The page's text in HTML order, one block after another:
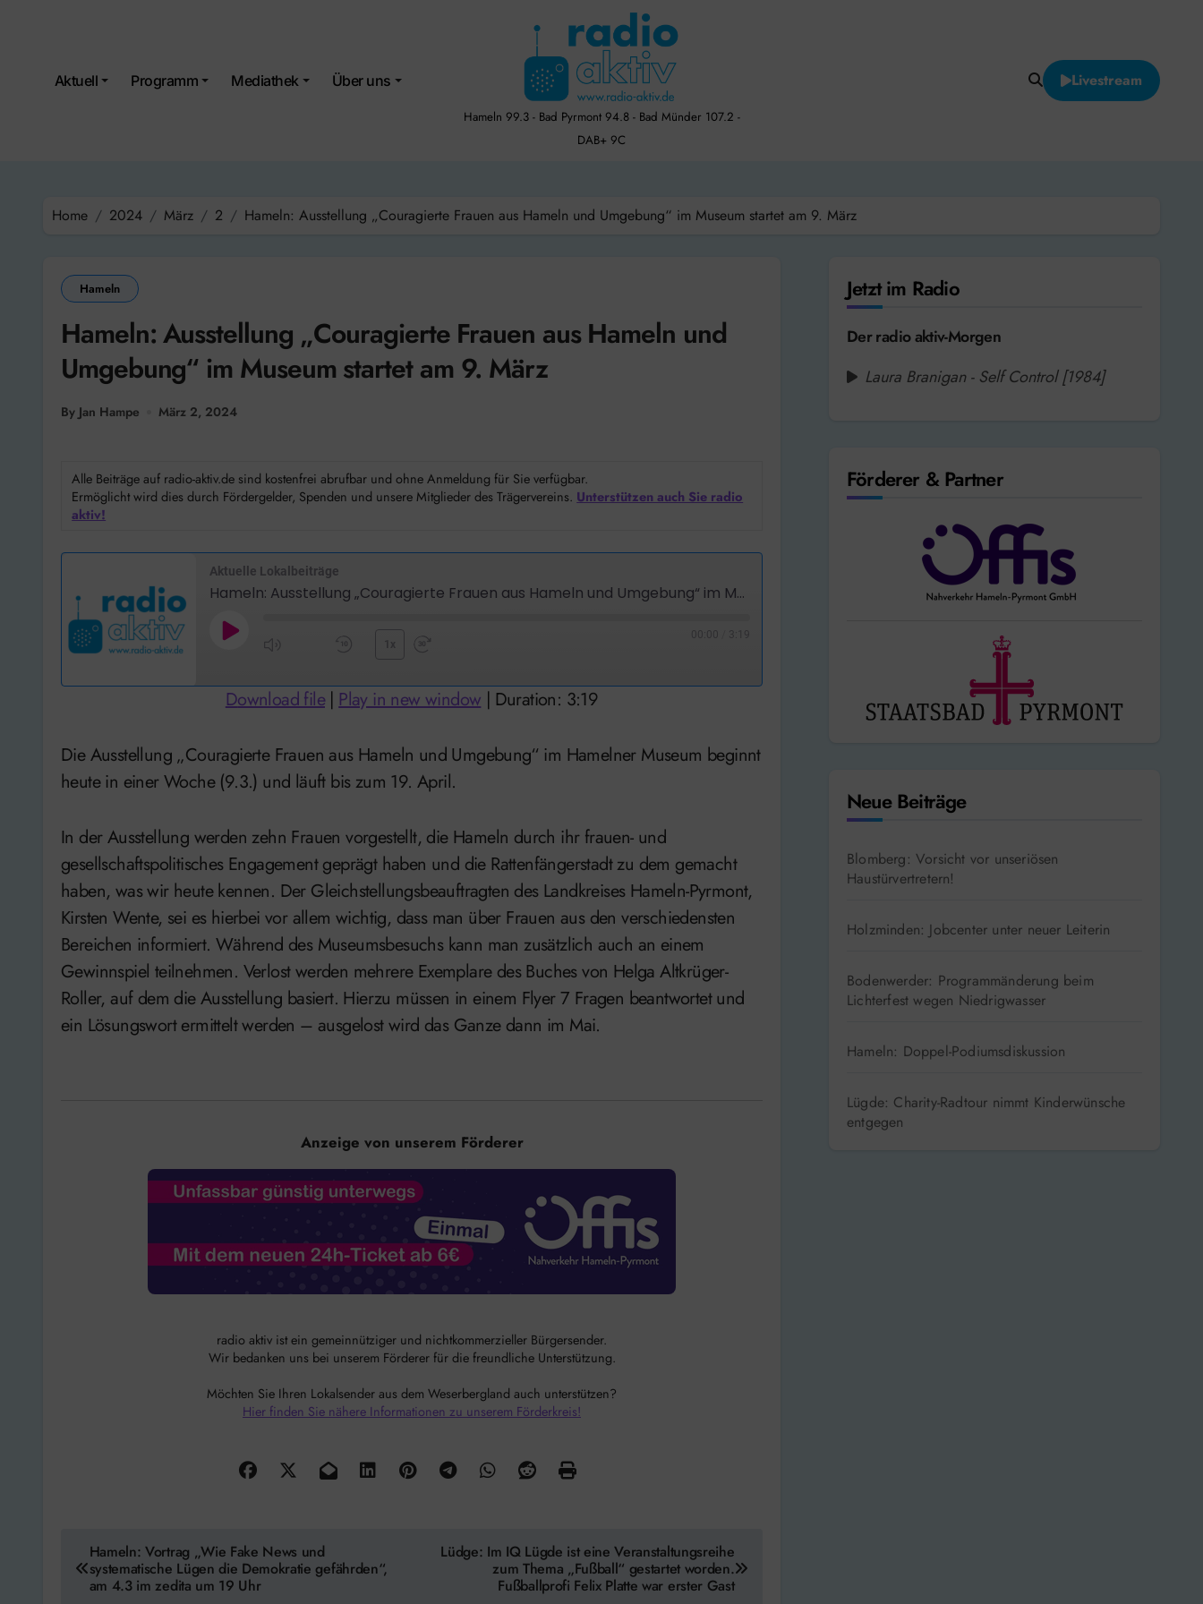
Aktuell Programm Mediathek Über uns
Hameln 99.3 - Bad Pyrmont 94.8 - Bad Münder 107.2 -
DAB+ 9C
Livestream
Home 2024 März 2 Hameln: Ausstellung „Couragierte Frauen aus Hameln und Umgebung“ im Museum startet am 9. März
Hameln
Hameln: Ausstellung „Couragierte Frauen aus Hameln und
Umgebung“ im Museum startet am 9. März
By Jan Hampe März 2, 2024
Alle Beiträge auf radio-aktiv.de sind kostenfrei abrufbar und ohne Anmeldung für Sie verfügbar.
Ermöglicht wird dies durch Fördergelder, Spenden und unsere Mitglieder des Trägervereins. Unterstützen auch Sie radio
aktiv!
Aktuelle Lokalbeiträge
Hameln: Ausstellung „Couragierte Frauen aus Hameln und Umgebung“ im Museum startet am 9. März
Play
Mute/Unmute
Episode
Rewind
10
Seconds
1x
Forward
30
00:00 3:19
Download file| Play in new window | Duration: 3:19
Die Ausstellung „Couragierte Frauen aus Hameln und Umgebung“ im Hamelner Museum beginnt
heute in einer Woche (9.3.) und läuft bis zum 19. April.
In der Ausstellung werden zehn Frauen vorgestellt, die Hameln durch ihr frauen- und
gesellschaftspolitisches Engagement geprägt haben und die Rattenfängerstadt zu dem gemacht
haben, was wir heute kennen. Der Gleichstellungsbeauftragten des Landkreises Hameln-Pyrmont,
Kirsten Wente, sei es hierbei vor allem wichtig, dass man über Frauen aus den verschiedensten
Bereichen informiert. Während des Museumsbesuchs kann man zusätzlich auch an einem
Gewinnspiel teilnehmen. Verlost werden mehrere Exemplare des Buches von Helga Altkrüger-
Roller, auf dem die Ausstellung basiert. Hierzu müssen in einem Flyer 7 Fragen beantwortet und
ein Lösungswort ermittelt werden – ausgelost wird das Ganze dann im Mai.
Anzeige von unserem Förderer
radio aktiv ist ein gemeinnütziger und nichtkommerzieller Bürgersender.
Wir bedanken uns bei unserem Förderer für die freundliche Unterstützung.
Möchten Sie Ihren Lokalsender aus dem Weserbergland auch unterstützen?
Hier finden Sie nähere Informationen zu unserem Förderkreis!
Beitragsnavigation
Hameln: Vortrag „Wie Fake News und
systematische Lügen die Demokratie gefährden“,
am 4.3 im zedita um 19 Uhr
Lüdge: Im IQ Lügde ist eine Veranstaltungsreihe
zum Thema „Fußball“ gestartet worden.
Fußballprofi Felix Platte war erster Gast
Jetzt im Radio
Der radio aktiv-Morgen
Laura Branigan - Self Control [1984]
Förderer & Partner
Neue Beiträge
Blomberg: Vorsicht vor unseriösen
Haustürvertretern!
Holzminden: Jobcenter unter neuer Leiterin
Bodenwerder: Programmänderung beim
Lichterfest wegen Niedrigwasser
Hameln: Doppel-Podiumsdiskussion
Lügde: Charity-Radtour nimmt Kinderwünsche
entgegen